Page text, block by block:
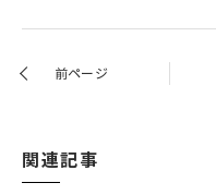
前ページ
関連記事